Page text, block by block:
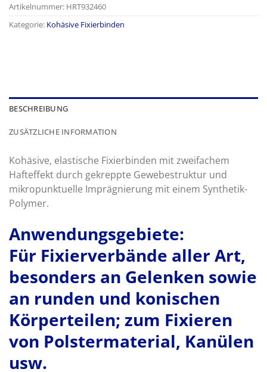
Artikelnummer: HRT932460
Kategorie: Kohäsive Fixierbinden
BESCHREIBUNG
ZUSÄTZLICHE INFORMATION
Kohäsive, elastische Fixierbinden mit zweifachem
Hafteffekt durch gekreppte Gewebestruktur und
mikropunktuelle Imprägnierung mit einem Synthetik-
Polymer.
Anwendungsgebiete:
Für Fixierverbände aller Art,
besonders an Gelenken sowie
an runden und konischen
Körperteilen; zum Fixieren
von Polstermaterial, Kanülen
usw.